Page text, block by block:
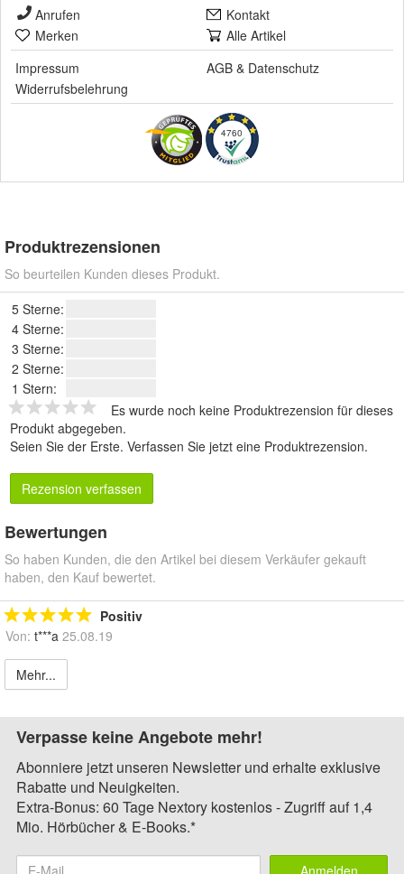
Anrufen
Kontakt
Merken
Alle Artikel
Impressum
AGB & Datenschutz
Widerrufsbelehrung
4760
Produktrezensionen
So beurteilen Kunden dieses Produkt.
5 Sterne:
4 Sterne:
3 Sterne:
2 Sterne:
1 Stern:
Es wurde noch keine Produktrezension für dieses
Produkt abgegeben.
Seien Sie der Erste. Verfassen Sie jetzt eine Produktrezension.
Rezension verfassen
Bewertungen
So haben Kunden, die den Artikel bei diesem Verkäufer gekauft
haben, den Kauf bewertet.
Positiv
Von: t***a 25.08.19
Mehr...
Verpasse keine Angebote mehr!
Abonniere jetzt unseren Newsletter und erhalte exklusive
Rabatte und Neuigkeiten.
Extra-Bonus: 60 Tage Nextory kostenlos - Zugriff auf 1,4
Mio. Hörbücher & E-Books.*